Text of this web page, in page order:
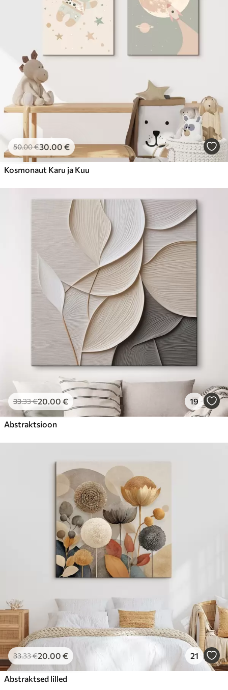
Hind Alates 23.00€
50.00€30.00 €
Kosmonaut Karu ja Kuu
33.33€20.00 € 19
Abstraktsioon
33.33€20.00 € 21
Abstraktsed lilled